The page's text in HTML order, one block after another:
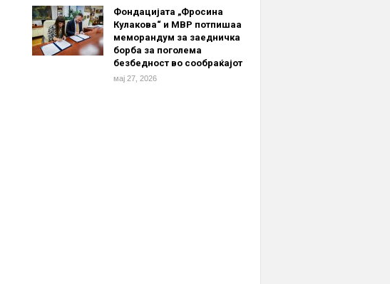
Фондацијата „Фросина
Кулакова“ и МВР потпишаа
меморандум за заедничка
борба за поголема
безбедност во сообраќајот
мај 27, 2026